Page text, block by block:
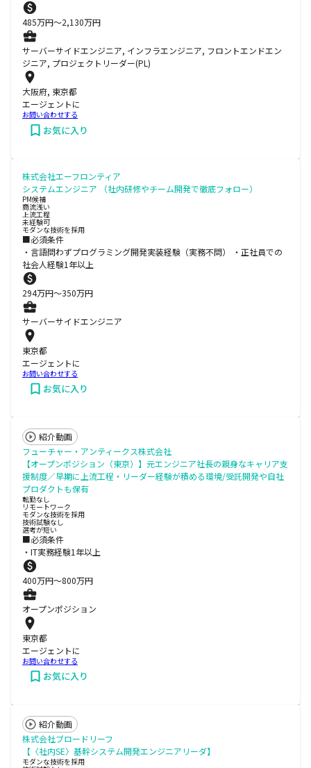
485万円〜2,130万円
サーバーサイドエンジニア, インフラエンジニア, フロントエンドエン
ジニア, プロジェクトリーダー(PL)
大阪府, 東京都
エージェントに
お問い合わせする
お気に入り
株式会社エーフロンティア
システムエンジニア （社内研修やチーム開発で徹底フォロー）
PM候補
商流浅い
上流工程
未経験可
モダンな技術を採用
■必須条件
・言語問わずプログラミング開発実装経験（実務不問） ・正社員での
社会人経験1年以上
294万円〜350万円
サーバーサイドエンジニア
東京都
エージェントに
お問い合わせする
お気に入り
紹介動画
フューチャー・アンティークス株式会社
【オープンポジション（東京）】元エンジニア社長の親身なキャリア支
援制度／早期に上流工程・リーダー経験が積める環境/受託開発や自社
プロダクトも保有
転勤なし
リモートワーク
モダンな技術を採用
技術試験なし
選考が短い
■必須条件
・IT実務経験1年以上
400万円〜800万円
オープンポジション
東京都
エージェントに
お問い合わせする
お気に入り
紹介動画
株式会社ブロードリーフ
【〈社内SE〉基幹システム開発エンジニアリーダ】
モダンな技術を採用